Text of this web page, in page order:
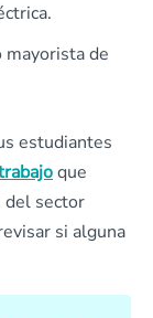
mayorista de
estudiantes
que
del sector
si alguna